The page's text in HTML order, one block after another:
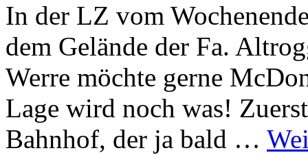
In der LZ vom
dem Gelände der Fa.
Werre möchte gerne
Lage wird noch was!
Bahnhof, der ja bald …